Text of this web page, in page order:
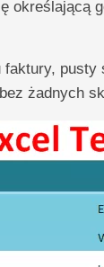
określającą
żadnych